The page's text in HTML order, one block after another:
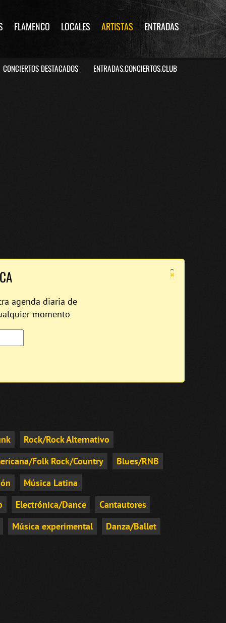
FLAMENCO LOCALES ARTISTAS ENTRADAS
CONCIERTOS DESTACADOS ENTRADAS.CONCIERTOS.CLUB
×
agenda diaria de
momento
Rock/Rock Alternativo
Folk Rock/Country
Blues/RNB
Música Latina
Electrónica/Dance
Cantautores
Música experimental
Danza/Ballet